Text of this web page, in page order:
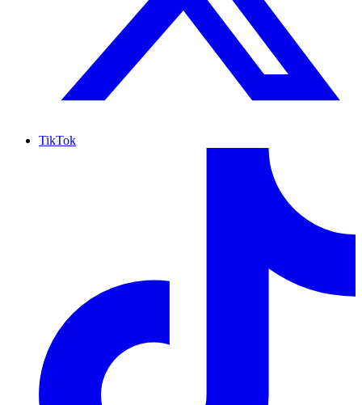
TikTok